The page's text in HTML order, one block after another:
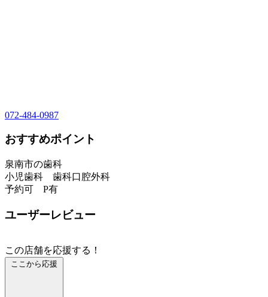
072-484-0987
おすすめポイント
泉南市の歯科
小児歯科 歯科口腔外科
予約可 P有
ユーザーレビュー
この店舗を応援する！
ここから応援